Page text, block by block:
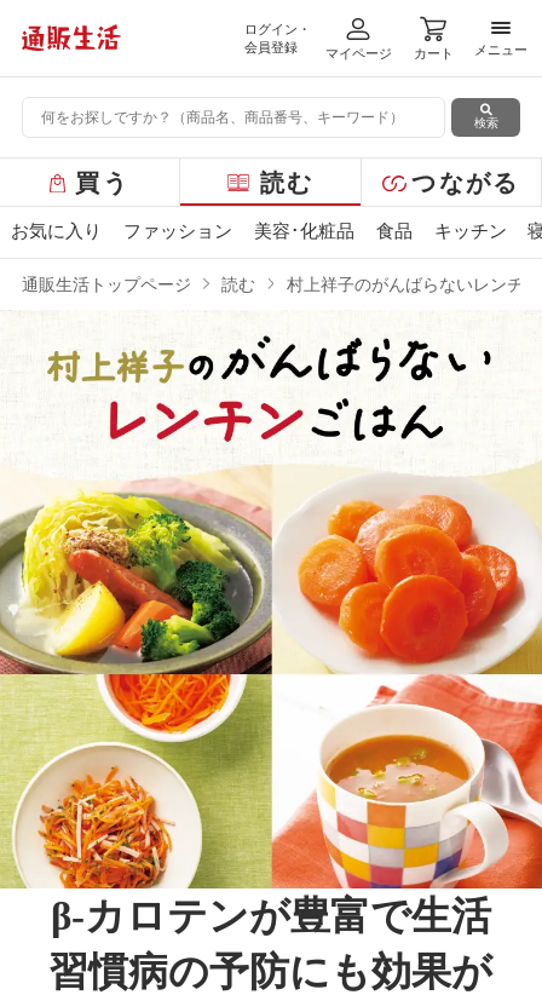
ログイン・
会員登録
マイページ カート
メニ
メニュー
検索
ー
バ
買う 読む つながる
お気に入り ファッション 美容･化粧品 食品 キッチン
通販生活トップページ 読む 村上祥子のがんばらないレンチ
β-カロテンが豊富で生活
習慣病の予防にも効果が